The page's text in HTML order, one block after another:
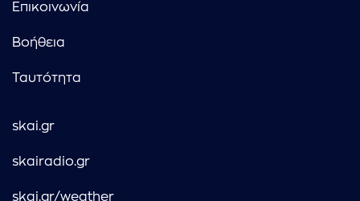
Επικοινωνία
Βοήθεια
Ταυτότητα
skai.gr
skairadio.gr
skai.gr/weather